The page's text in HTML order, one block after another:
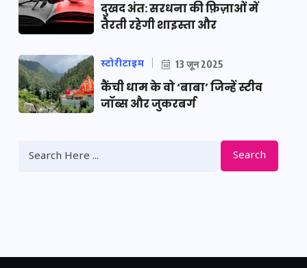
दुखद अंत: सरधना की फ़िज़ाओं में
तैरती रहेगी शाइस्ता और
स्टोरीटाइम 13 जून 2025
कैंची धाम के वो ‘बाबा’ जिन्हें स्टीव
जॉब्स और जुकरबर्ग
Search